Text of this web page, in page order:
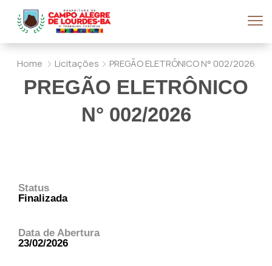
Home Licitações PREGÃO ELETRÔNICO N° 002/2026
PREGÃO ELETRÔNICO
N° 002/2026
Status
Finalizada
Data de Abertura
23/02/2026